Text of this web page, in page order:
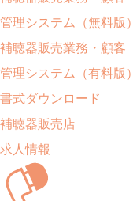
管理システム（無料版）
補聴器販売業務・顧客
管理システム（有料版）
書式ダウンロード
補聴器販売店
求人情報